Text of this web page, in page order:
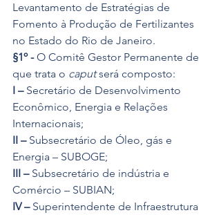
Levantamento de Estratégias de
Fomento à Produção de Fertilizantes
no Estado do Rio de Janeiro.
§1º - O Comitê Gestor Permanente de
que trata o caput será composto:
I – Secretário de Desenvolvimento
Econômico, Energia e Relações
Internacionais;
II – Subsecretário de Óleo, gás e
Energia – SUBOGE;
III – Subsecretário de indústria e
Comércio – SUBIAN;
IV – Superintendente de Infraestrutura